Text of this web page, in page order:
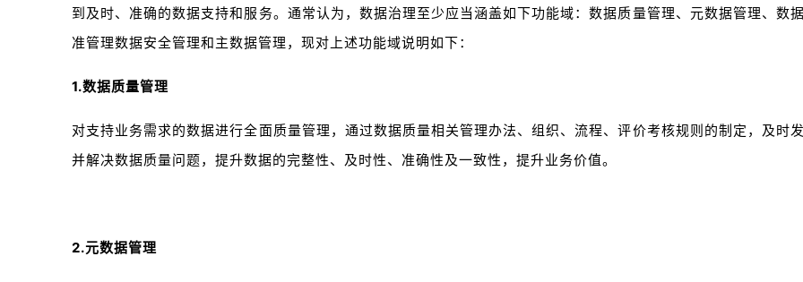
到及时、准确的数据支持和服务。通常认为，数据治理至少应当涵盖如下功能域：数据质量管理、元数据管理、数
准管理数据安全管理和主数据管理，现对上述功能域说明如下：
1.数据质量管理
对支持业务需求的数据进行全面质量管理，通过数据质量相关管理办法、组织、流程、评价考核规则的制定，及时
并解决数据质量问题，提升数据的完整性、及时性、准确性及一致性，提升业务价值。
2.元数据管理